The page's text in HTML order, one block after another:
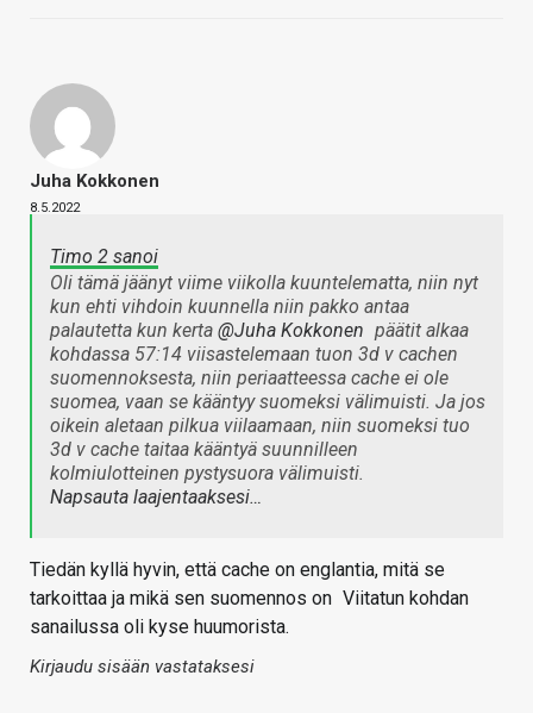
Juha Kokkonen
8.5.2022
Timo 2 sanoi
Oli tämä jäänyt viime viikolla kuuntelematta, niin nyt
kun ehti vihdoin kuunnella niin pakko antaa
palautetta kun kerta @Juha Kokkonen päätit alkaa
kohdassa 57:14 viisastelemaan tuon 3d v cachen
suomennoksesta, niin periaatteessa cache ei ole
suomea, vaan se kääntyy suomeksi välimuisti. Ja jos
oikein aletaan pilkua viilaamaan, niin suomeksi tuo
3d v cache taitaa kääntyä suunnilleen
kolmiulotteinen pystysuora välimuisti.
Napsauta laajentaaksesi…
Tiedän kyllä hyvin, että cache on englantia, mitä se
tarkoittaa ja mikä sen suomennos on Viitatun kohdan
sanailussa oli kyse huumorista.
Kirjaudu sisään vastataksesi